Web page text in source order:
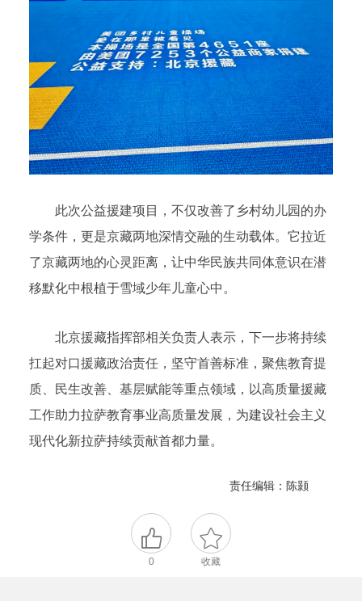
此次公益援建项目，不仅改善了乡村幼儿园的办
学条件，更是京藏两地深情交融的生动载体。它拉近
了京藏两地的心灵距离，让中华民族共同体意识在潜
移默化中根植于雪域少年儿童心中。
北京援藏指挥部相关负责人表示，下一步将持续
扛起对口援藏政治责任，坚守首善标准，聚焦教育提
质、民生改善、基层赋能等重点领域，以高质量援藏
工作助力拉萨教育事业高质量发展，为建设社会主义
现代化新拉萨持续贡献首都力量。
责任编辑：陈颢
0 收藏